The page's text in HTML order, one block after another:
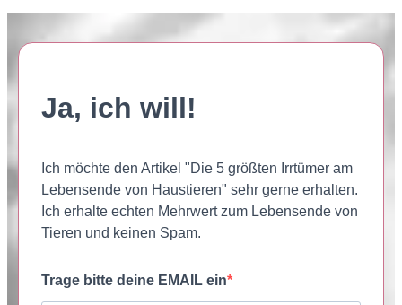
Ja, ich will!
Ich möchte den Artikel "Die 5 größten Irrtümer am
Lebensende von Haustieren" sehr gerne erhalten.
Ich erhalte echten Mehrwert zum Lebensende von
Tieren und keinen Spam.
Trage bitte deine EMAIL ein